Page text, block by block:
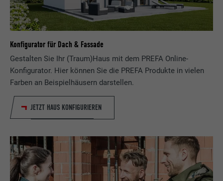
Konfigurator für Dach & Fassade
Gestalten Sie Ihr (Traum)Haus mit dem PREFA Online-
Konfigurator. Hier können Sie die PREFA Produkte in vielen
Farben an Beispielhäusern darstellen.
JETZT HAUS KONFIGURIEREN